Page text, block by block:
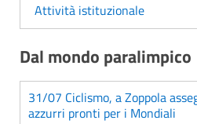
Attività istituzionale
Dal mondo paralimpico
31/07 Ciclismo, a Zoppola
azzurri pronti per i Mondiali